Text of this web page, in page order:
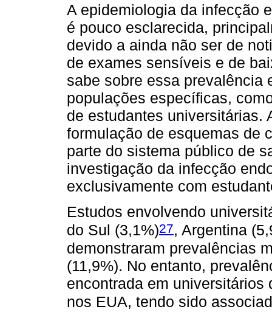
A epidemiologia da infecção
é pouco esclarecida,
devido a ainda não ser de
de exames sensíveis e de
sabe sobre essa prevalência
populações específicas,
de estudantes universitárias.
formulação de esquemas de
parte do sistema público de
investigação da infecção
exclusivamente com
Estudos envolvendo
do Sul (3,1%)27, Argentina
demonstraram prevalências
(11,9%). No entanto,
encontrada em
nos EUA, tendo sido